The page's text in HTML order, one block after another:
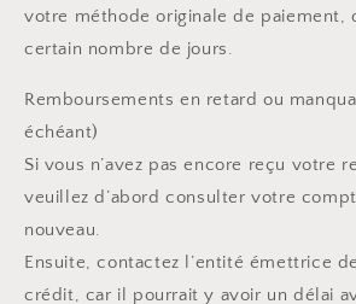
votre méthode originale de paiement,
certain nombre de jours.
Remboursements en retard ou
échéant)
Si vous n’avez pas encore reçu votre
veuillez d’abord consulter votre
nouveau.
Ensuite, contactez l’entité émettrice
crédit, car il pourrait y avoir un délai